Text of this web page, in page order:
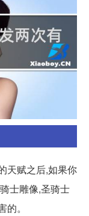
天赋之后,如果你
士雕像,圣骑士
。